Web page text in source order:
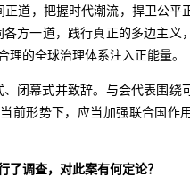
道，把握时代潮流，捍卫公平
方一道，践行真正的多边主义
的全球治理体系注入正能量。
闭幕式并致辞。与会代表围绕
前形势下，应当加强联合国作
了调查，对此案有何定论？